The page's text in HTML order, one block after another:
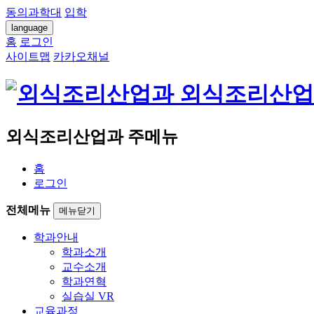
동의과학대 입학
language
홈 로그인
사이트맵 카카오채널
외식조리산
외식조리산업과 주메뉴
홈
로그인
전체메뉴 메뉴닫기
학과안내
학과소개
교수소개
학과연혁
실습실 VR
교육과정